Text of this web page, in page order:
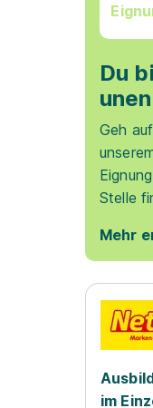
Du
Geh
Stelle
Mehr
im